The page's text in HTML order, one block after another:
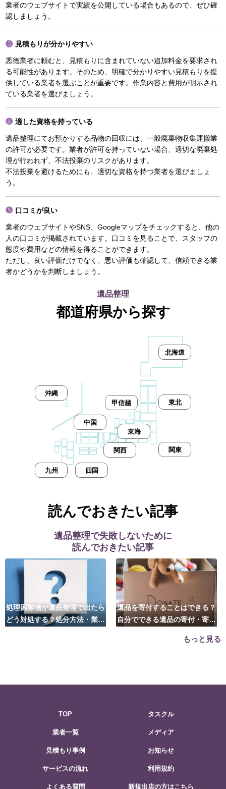
業者のウェブサイトで実績を公開している場合もあるので、ぜひ確
認しましょう。
見積もりが分かりやすい
悪徳業者に頼むと、見積もりに含まれていない追加料金を要求され
る可能性があります。そのため、明確で分かりやすい見積もりを提
供している業者を選ぶことが重要です。作業内容と費用が明示され
ている業者を選びましょう。
適した資格を持っている
遺品整理にてお預かりする品物の回収には、一般廃棄物収集運搬業
の許可が必要です。業者が許可を持っていない場合、適切な廃棄処
理が行われず、不法投棄のリスクがあります。
不法投棄を避けるためにも、適切な資格を持つ業者を選びましょ
う。
口コミが良い
業者のウェブサイトやSNS、Googleマップをチェックすると、他の
人の口コミが掲載されています。口コミを見ることで、スタッフの
態度や費用などの情報を得ることができます。
ただし、良い評価だけでなく、悪い評価も確認して、信頼できる業
者かどうかを判断しましょう。
遺品整理
都道府県から探す
北海道
東北
甲信越
東海
関東
関西
中国
四国
九州
沖縄
読んでおきたい記事
遺品整理で失敗しないために
読んでおきたい記事
処理困難物が遺品整理で出たら
どう対処する？処分方法・業者
遺品を寄付することはできる？
自分でできる遺品の寄付・寄贈
もっと見る
TOP
業者一覧
見積もり事例
サービスの流れ
よくある質問
タスクル
メディア
お知らせ
利用規約
新規出店の方はこちら